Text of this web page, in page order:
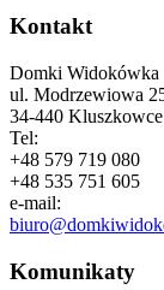
Kontakt
Domki Widokówka
ul. Modrzewiowa
34-440 Kluszkowce
Tel:
+48 579 719 080
+48 535 751 605
e-mail:
Komunikaty